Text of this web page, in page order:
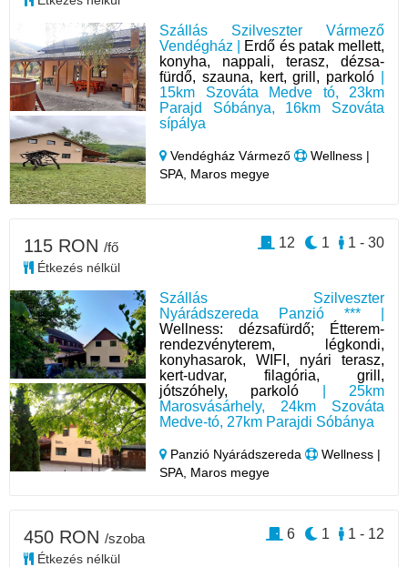
Szállás Szilveszter Vármező
Vendégház | Erdő és patak mellett,
konyha, nappali, terasz, dézsa-
fürdő, szauna, kert, grill, parkoló
15km Szováta Medve tó, 23km
Parajd Sóbánya, 16km Szováta
sípálya
Vendégház Vármező
Wellness |
SPA, Maros megye
Szállás Szilveszter
Nyárádszereda Panzió *** |
Wellness: dézsafürdő; Étterem-
rendezvényterem, légkondi,
konyhasarok, WIFI, nyári terasz,
kert-udvar, filagória, grill,
jótszóhely, parkoló | 25km
Marosvásárhely, 24km Szováta
Medve-tó, 27km Parajdi Sóbánya
Panzió Nyárádszereda
Wellness |
SPA, Maros megye
115 RON /fő
Étkezés nélkül
1 - 30
1
12
450 RON /szoba
Étkezés nélkül
1 - 12
1
6